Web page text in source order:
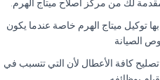
لك من مركز اصلاح ميتاج الهرم.
توكيل ميتاج الهرم خاصة عندما يكون
الصيانة
كافة الأعطال لأن التي تتسبب في